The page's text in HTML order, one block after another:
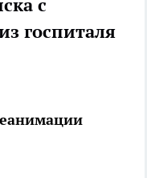
с
госпиталя